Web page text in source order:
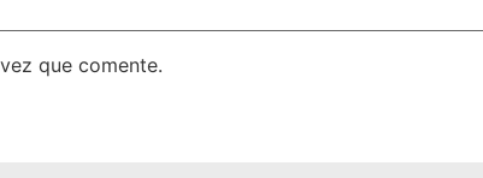
que comente.